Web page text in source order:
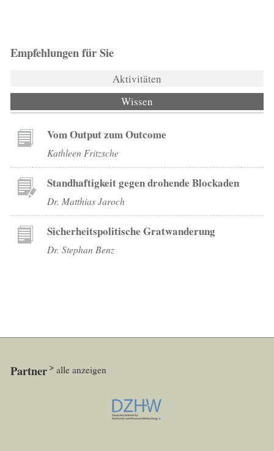
Empfehlungen für Sie
Aktivitäten
Wissen
Vom Output zum Outcome
Kathleen Fritzsche
Standhaftigkeit gegen drohende Blockaden
Dr. Matthias Jaroch
Sicherheitspolitische Gratwanderung
Dr. Stephan Benz
Partner alle anzeigen